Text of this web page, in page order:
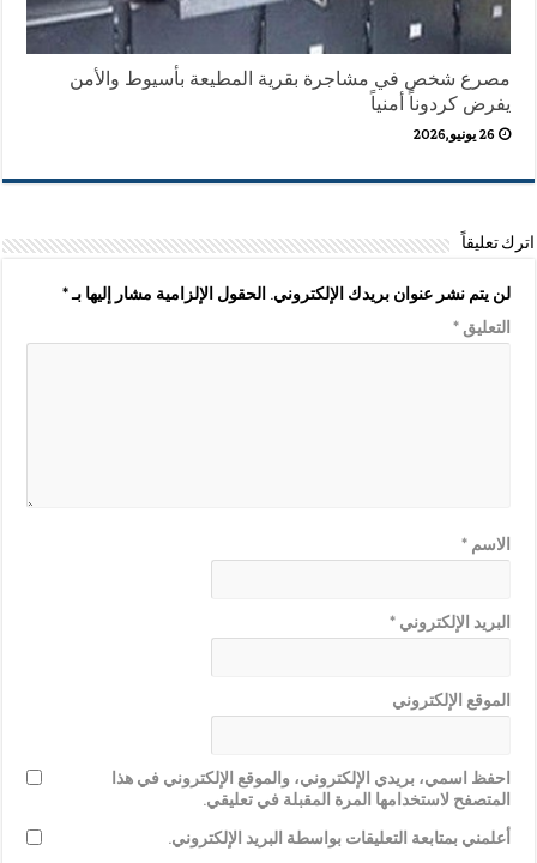
مصرع شخص في مشاجرة بقرية المطيعة بأسيوط والأمن
يفرض كردوناً أمنياً
26 يونيو,2026
اترك تعليقاً
لن يتم نشر عنوان بريدك الإلكتروني. الحقول الإلزامية مشار إليها بـ*
التعليق*
الاسم*
البريد الإلكتروني*
الموقع الإلكتروني
احفظ اسمي، بريدي الإلكتروني، والموقع الإلكتروني في هذا
المتصفح لاستخدامها المرة المقبلة في تعليقي.
أعلمني بمتابعة التعليقات بواسطة البريد الإلكتروني.